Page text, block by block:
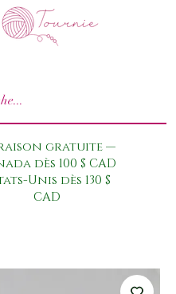
gratuite —
dès 100 $ CAD
Unis dès 130 $
CAD